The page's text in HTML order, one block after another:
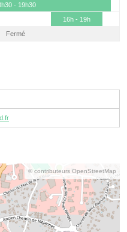
- 19h30
16h - 19h
Fermé
© contributeurs OpenStreetMap